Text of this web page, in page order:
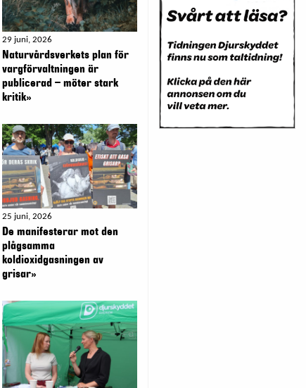
29 juni, 2026
Naturvårdsverkets plan för
vargförvaltningen är
publicerad – möter stark
kritik»
25 juni, 2026
De manifesterar mot den
plågsamma
koldioxidgasningen av
grisar»